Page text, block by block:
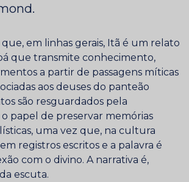
em linhas gerais, Itã é um relato
que transmite conhecimento,
a partir de passagens míticas
aos deuses do panteão
são resguardados pela
papel de preservar memórias
uma vez que, na cultura
registros escritos e a palavra é
com o divino. A narrativa é,
escuta.